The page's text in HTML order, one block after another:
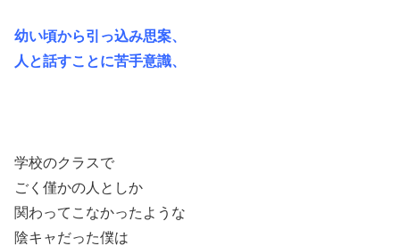
幼い頃から引っ込み思案、
人と話すことに苦手意識、
学校のクラスで
ごく僅かの人としか
関わってこなかったような
陰キャだった僕は